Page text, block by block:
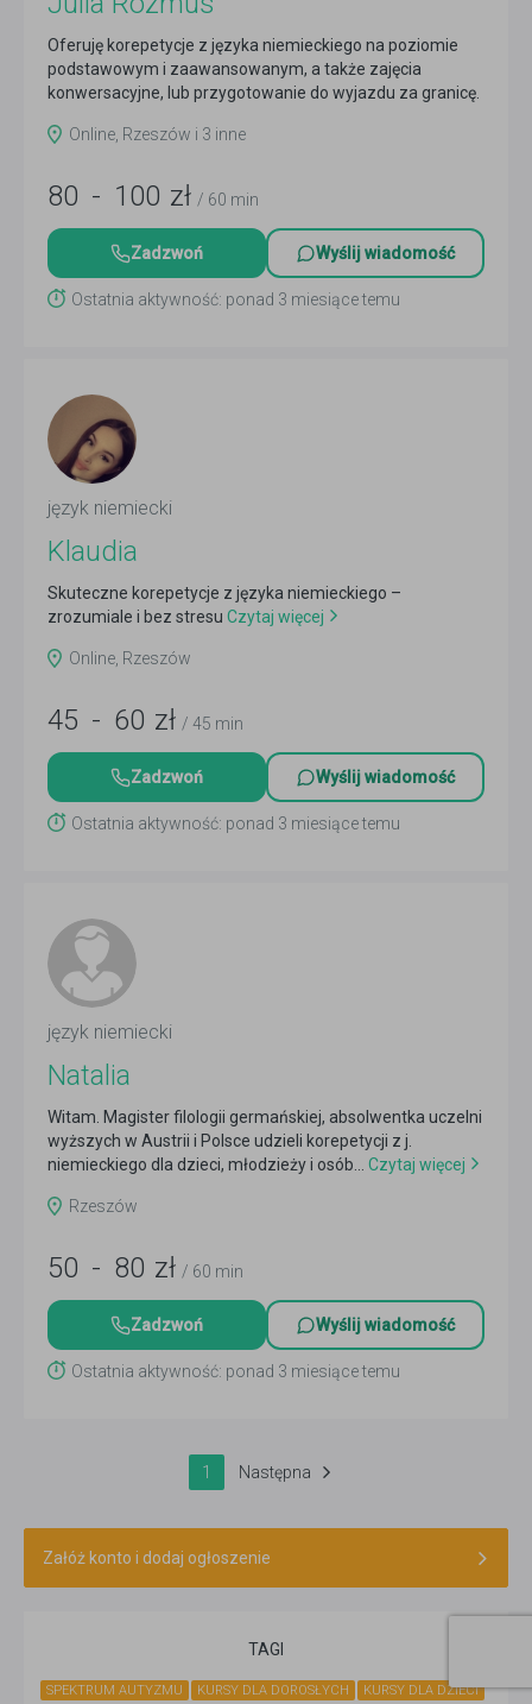
Oferuję korepetycje z języka niemieckiego na poziomie
podstawowym i zaawansowanym, a także zajęcia
konwersacyjne, lub przygotowanie do wyjazdu za granicę.
Online, Rzeszów i 3 inne
80 - 100 zł / 60 min
Zadzwoń Wyślij wiadomość
Ostatnia aktywność: ponad 3 miesiące temu
język niemiecki
Klaudia
Skuteczne korepetycje z języka niemieckiego –
zrozumiale i bez stresu Czytaj więcej
Online, Rzeszów
45 - 60 zł / 45 min
Zadzwoń Wyślij wiadomość
Ostatnia aktywność: ponad 3 miesiące temu
język niemiecki
Natalia
Witam. Magister filologii germańskiej, absolwentka uczelni
wyższych w Austrii i Polsce udzieli korepetycji z j.
niemieckiego dla dzieci, młodzieży i osób... Czytaj więcej
Rzeszów
50 - 80 zł / 60 min
Zadzwoń Wyślij wiadomość
Ostatnia aktywność: ponad 3 miesiące temu
1 Następna
Załóż konto i dodaj ogłoszenie
TAGI
SPEKTRUM AUTYZMU KURSY DLA DOROSŁYCH KURSY DLA DZIECI